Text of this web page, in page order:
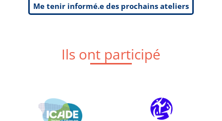
Me tenir informé.e des prochains ateliers
Ils ont participé